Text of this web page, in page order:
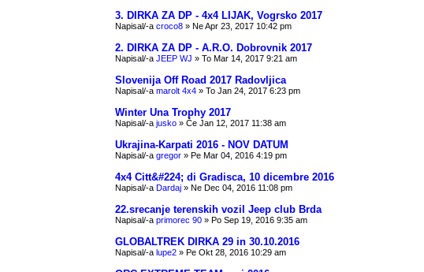
3. DIRKA ZA DP - 4x4 LIJAK, Vogrsko 2017
Napisal/-a croco8 » Ne Apr 23, 2017 10:42 pm
2. DIRKA ZA DP - A.R.O. Dobrovnik 2017
Napisal/-a JEEP WJ » To Mar 14, 2017 9:21 am
Slovenija Off Road 2017 Radovljica
Napisal/-a marolt 4x4 » To Jan 24, 2017 6:23 pm
Winter Una Trophy 2017
Napisal/-a jusko » Če Jan 12, 2017 11:38 am
Ukrajina-Karpati 2016 - NOV DATUM
Napisal/-a gregor » Pe Mar 04, 2016 4:19 pm
4x4 Citt&#224; di Gradisca, 10 dicembre 2016
Napisal/-a Dardaj » Ne Dec 04, 2016 11:08 pm
22.srecanje terenskih vozil Jeep club Brda
Napisal/-a primorec 90 » Po Sep 19, 2016 9:35 am
GLOBALTREK DIRKA 29 in 30.10.2016
Napisal/-a lupe2 » Pe Okt 28, 2016 10:29 am